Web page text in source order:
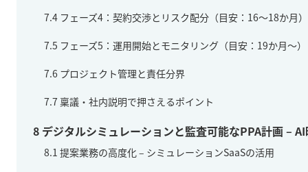
7.4 フェーズ4：契約交渉とリスク配分（目安：16～18か月）
7.5 フェーズ5：運用開始とモニタリング（目安：19か月～）
7.6 プロジェクト管理と責任分界
7.7 稟議・社内説明で押さえるポイント
8 デジタルシミュレーションと監査可能なPPA計画 –
8.1 提案業務の高度化 – シミュレーションSaaSの活用